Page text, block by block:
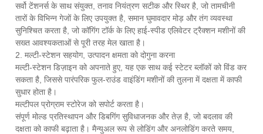
सर्वो टेंशनर्स के साथ संयुक्त, तनाव नियंत्रण सटीक और स्थिर है, जो तामचीनी
तारों के विभिन्न गेजों के लिए उपयुक्त है, समान घुमावदार मोड़ और तंग व्यवस्था
सुनिश्चित करता है, जो कॉगिंग टॉर्क के लिए हाई-स्पीड एलिवेटर ट्रैक्शन मशीनों की
सख्त आवश्यकताओं से पूरी तरह मेल खाता है।
2. मल्टी-स्टेशन सहयोग, उत्पादन क्षमता को दोगुना करना
मल्टी-स्टेशन डिज़ाइन को अपनाते हुए, यह एक साथ कई स्टेटर ब्लॉकों को विंड कर
सकता है, जिससे पारंपरिक फुल-राउंड वाइंडिंग मशीनों की तुलना में दक्षता में काफी
सुधार होता है।
मल्टीपल प्रोग्राम स्टोरेज को सपोर्ट करता है।
संपूर्ण मोल्ड प्रतिस्थापन और डिबगिंग सुविधाजनक और तेज़ है, जो बदलाव की
दक्षता को काफी बढ़ाता है। मैन्युअल रूप से लोडिंग और अनलोडिंग करते समय,